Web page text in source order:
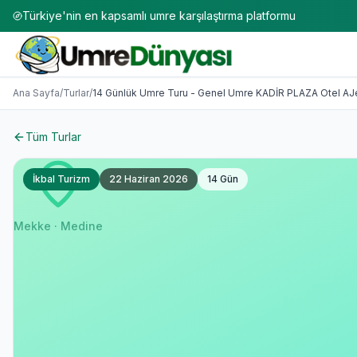
Türkiye'nin en kapsamlı umre karşılaştırma platformu
Umre Turları 2026-2027 | 50+ Firma Karşılaştırması
14 Günlük Umre Turu - Genel Umre KADİR PLAZA Otel
Ana Sayfa/Turlar/14 Günlük Umre Turu - Genel Umre KADİR PLAZA Otel
Tüm Turlar
Mekke · Medine
İkbal Turizm 22 Haziran 2026 14 Gün